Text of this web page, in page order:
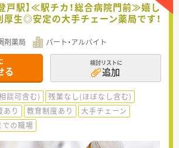
戸駅】≪駅チカ！総合病院門前≫嬉し
厚生◎安定の大手チェーン薬局です！
剤薬局 パート・アルバイト
る
検討リストに
追加
談可含む)
残業なし(ほぼなし含む)
あり
教育制度あり
大手チェーン
の職場